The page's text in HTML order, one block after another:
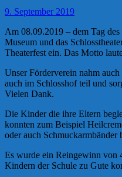
9. September 2019
Am 08.09.2019 – dem Tag
Museum und das
Theaterfest ein. Das Motto
Unser Förderverein nahm
auch im Schlosshof teil und
Vielen Dank.
Die Kinder die ihre Eltern
konnten zum Beispiel
oder auch Schmuckarmbänder
Es wurde ein Reingewinn von
Kindern der Schule zu Gute